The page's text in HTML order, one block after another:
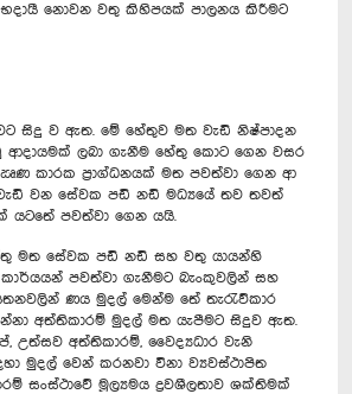
නොවන වතු කිහිපයක් පාලනය කිරීමට
සිදු ව ඇත. මේ හේතුව මත වැඩි නිෂ්පාදන
ආදායමක් ලබා ගැනීම හේතු කොට ගෙන වසර
කාරක ප්‍රාග්ධනයක් මත පවත්වා ගෙන ආ
වන සේවක පඩි නඩි මධ්‍යයේ තව තවත්
යටතේ පවත්වා ගෙන යයි.
පඩි නඩි සහ වතු යායන්හි
පවත්වා ගැනීමට බැංකුවලින් සහ
ණය මුදල් මෙන්ම තේ තැරැව්කාර
අත්තිකාරම් මුදල් මත යැපීමට සිදුව ඇත.
උත්සව අත්තිකාරම්, වෛද්‍යධාර වැනි
මුදල් වෙන් කරනවා විනා ව්‍යවස්ථාපිත
සංස්ථාවේ මූල්‍යමය ද්‍රවශීලතාව ශක්තිමක්